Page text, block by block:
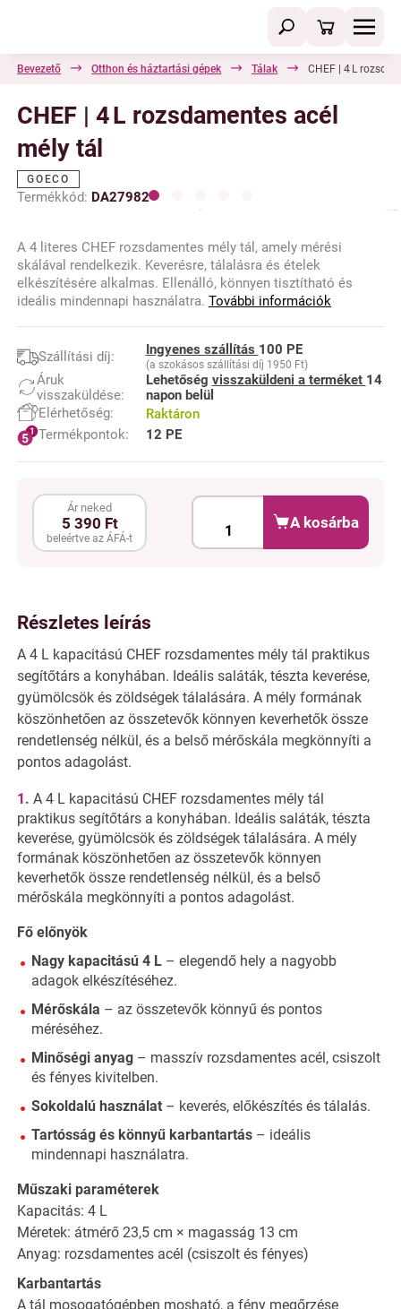
Bevezető Otthon és háztartási gépek Tálak CHEF | 4 L
CHEF | 4 L rozsdamentes acél
mély tál
GOECO
Termékkód: DA27982
A 4 literes CHEF rozsdamentes mély tál, amely mérési
skálával rendelkezik. Keverésre, tálalásra és ételek
elkészítésére alkalmas. Ellenálló, könnyen tisztítható és
ideális mindennapi használatra. További információk
Szállítási díj: Ingyenes szállítás 100 PE
(a szokásos szállítási díj 1950 Ft)
Áruk
visszaküldése:
Lehetőség visszaküldeni a terméket 14
napon belül
Elérhetőség:
Raktáron
Termékpontok:
12 PE
Ár neked
5 390 Ft
beleértve az ÁFÁ-t
A kosárba
Részletes leírás
A 4 L kapacitású CHEF rozsdamentes mély tál praktikus
segítőtárs a konyhában. Ideális saláták, tészta keverése,
gyümölcsök és zöldségek tálalására. A mély formának
köszönhetően az összetevők könnyen keverhetők össze
rendetlenség nélkül, és a belső mérőskála megkönnyíti a
pontos adagolást.
A 4 L kapacitású CHEF rozsdamentes mély tál
praktikus segítőtárs a konyhában. Ideális saláták, tészta
keverése, gyümölcsök és zöldségek tálalására. A mély
formának köszönhetően az összetevők könnyen
keverhetők össze rendetlenség nélkül, és a belső
mérőskála megkönnyíti a pontos adagolást.
Fő előnyök
Nagy kapacitású 4 L – elegendő hely a nagyobb
adagok elkészítéséhez.
Mérőskála – az összetevők könnyű és pontos
méréséhez.
Minőségi anyag – masszív rozsdamentes acél, csiszolt
és fényes kivitelben.
Sokoldalú használat – keverés, előkészítés és tálalás.
Tartósság és könnyű karbantartás – ideális
mindennapi használatra.
Műszaki paraméterek
Kapacitás: 4 L
Méretek: átmérő 23,5 cm × magasság 13 cm
Anyag: rozsdamentes acél (csiszolt és fényes)
Karbantartás
A tál mosogatógépben mosható, a fény megőrzése